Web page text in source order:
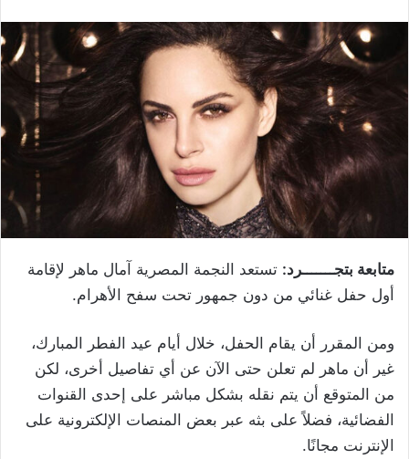
متابعة بتجـــــــرد: تستعد النجمة المصرية آمال ماهر لإقامة
أول حفل غنائي من دون جمهور تحت سفح الأهرام.
ومن المقرر أن يقام الحفل، خلال أيام عيد الفطر المبارك،
غير أن ماهر لم تعلن حتى الآن عن أي تفاصيل أخرى، لكن
من المتوقع أن يتم نقله بشكل مباشر على إحدى القنوات
الفضائية، فضلاً على بثه عبر بعض المنصات الإلكترونية على
الإنترنت مجانًا.